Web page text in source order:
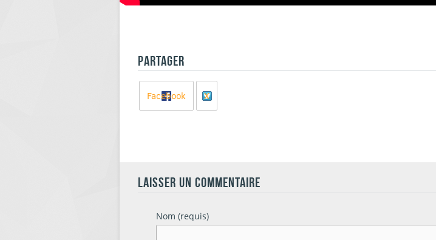
PARTAGER
Facebook
X
LAISSER UN COMMENTAIRE
Nom (requis)